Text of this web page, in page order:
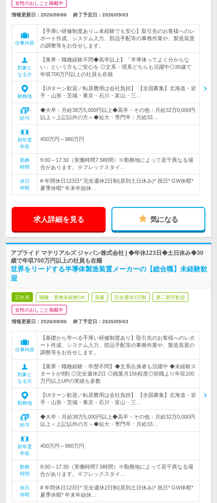
女性のおしごと掲載中
情報更新日：2026/08/06 終了予定日： 2026/09/03
仕事内容
【手厚い研修制度あり→未経験でも安心】取引先のお客様へのレ
ポート作成、システム入力、部品手配等の事務作業や、製造装置
の調整等をお任せします。
対象と
なる方
【業界・職種経験不問◆高卒以上】「半導体ってよく分からな
い」という方もご安心を ◎文系・理系どちらも活躍中◎30歳で
年収700万円以上の社員も在籍
勤務地
【UIターン歓迎／転居費用は会社負担】 【全国募集】北海道・岩
手・山形・茨城・東京・石川・富山・三…
給与
◆大卒：月給38万5,000円以上◆高卒・その他：月給32万0,000円
以上＜上記以外の方＞◆短大・専門卒：月給33…
初年度
年収
450万円～980万円
勤務
時間
9:00～17:30（実働時間7.5時間）※勤務地によって若干異なる場
合があります。※フレックスタイ…
休日
休暇
# 年間休日123日* 完全週休2日制(原則土日休み)* 祝日* GW休暇*
夏季休暇* 年末年始休…
求人詳細を見る 気になる
アプライド マテリアルズ ジャパン株式会社 | ◆年休123日◆土日休み◆30
歳で年収700万円以上の社員も在籍
世界をリードする半導体製造装置メーカーの【総合職】未経験歓
迎
正社員 職種・業種未経験OK 急募 完全週休2日制 第二新卒歓迎
女性のおしごと掲載中
情報更新日：2026/08/06 終了予定日： 2026/09/03
仕事内容
【基礎から学べる手厚い研修制度あり】取引先のお客様へのレポ
ート作成、システム入力、部品手配等の事務作業や、製造装置の
調整等をお任せします。
対象と
なる方
【業界・職種経験・学歴不問】◆文系出身者も活躍中 ◆未経験ス
タートが8割 ◎完全週休2日 ◎残業月15h程度◎前職より年収100
万円以上UPの実績も多数
勤務地
【UIターン歓迎／転居費用は会社負担】 【全国募集】北海道・岩
手・山形・茨城・東京・石川・富山・三…
給与
◆大卒：月給38万5,000円以上◆高卒・その他：月給32万0,000円
以上＜上記以外の方＞◆短大・専門卒：月給33…
初年度
年収
450万円～980万円
勤務
時間
9:00～17:30（実働時間7.5時間）※勤務地によって若干異なる場
合があります。※フレックスタイ…
休日
休暇
# 年間休日123日* 完全週休2日制(原則土日休み)* 祝日* GW休暇*
夏季休暇* 年末年始休…